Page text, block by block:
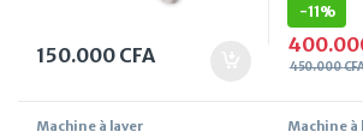
150.000 CFA
-11%
450.000
Machine à laver Machine à